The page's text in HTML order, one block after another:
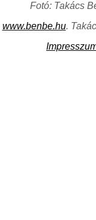
Fotó: Takács
www.benbe.hu.